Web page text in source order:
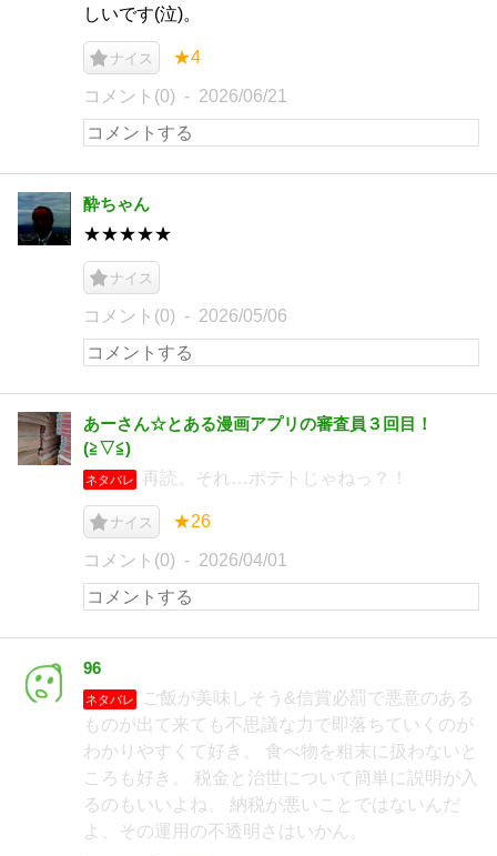
しいです(泣)。
ナイス ★4
コメント(0) 2026/06/21
酔ちゃん
★★★★★
ナイス
コメント(0) 2026/05/06
あーさん☆とある漫画アプリの審査員３回目！
(⁠≧⁠▽⁠≦⁠)
ネタバレ 再読。それ…ポテトじゃねっ？！
ナイス ★26
コメント(0) 2026/04/01
96
ネタバレ
ご飯が美味しそう&信賞必罰で悪意のある
ものが出て来ても不思議な力で即落ちていくのが
わかりやすくて好き。 食べ物を粗末に扱わないと
ころも好き。 税金と治世について簡単に説明が入
るのもいいよね。 納税が悪いことではないんだ
よ、その運用の不透明さはいかん。